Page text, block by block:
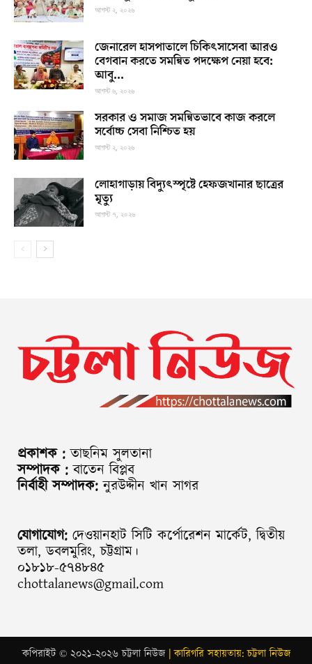
আগস্ট ২, ২০২৬
জেনারেল হাসপাতালে চিকিৎসাসেবা আরও
বেগবান করতে সমন্বিত পদক্ষেপ নেয়া হবে:
আবু...
আগস্ট ৬, ২০২৬
সরকার ও সমাজ সমন্বিতভাবে কাজ করলে
সর্বোচ্চ সেবা নিশ্চিত হয়
আগস্ট ২, ২০২৬
লোহাগাড়ায় বিদ্যুৎস্পৃষ্টে হেফজখানার ছাত্রের
মৃত্যু
আগস্ট ৭, ২০২৬
প্রকাশক : তাছনিম সুলতানা
সম্পাদক : বাতেন বিপ্লব
নির্বাহী সম্পাদক: নুরউদ্দীন খান সাগর
যোগাযোগ: দেওয়ানহাট সিটি কর্পোরেশন মার্কেট, দ্বিতীয়
তলা, ডবলমুরিং, চট্টগ্রাম।
০১৮১৮-৫৭৪৮৪৫
chottalanews@gmail.com
কপিরাইট © ২০২১-২০২৬ চট্টলা নিউজ | কারিগরি সহায়তায়: চট্টলা নিউজ